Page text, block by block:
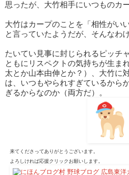
思ったが、大竹相手にいつものカ
大竹はカープのことを「相性がい
と言っていたようだが、そんなわ
たいてい見事に封じられるピッチ
ともにリスペクトの気持ちが生ま
太とか山本由伸とか？）、大竹に
は、いつもやられすぎているから
ぎるからなのか（両方だ）。
来てくださってありがとうございます。
よろしければ応援クリックお願いします。